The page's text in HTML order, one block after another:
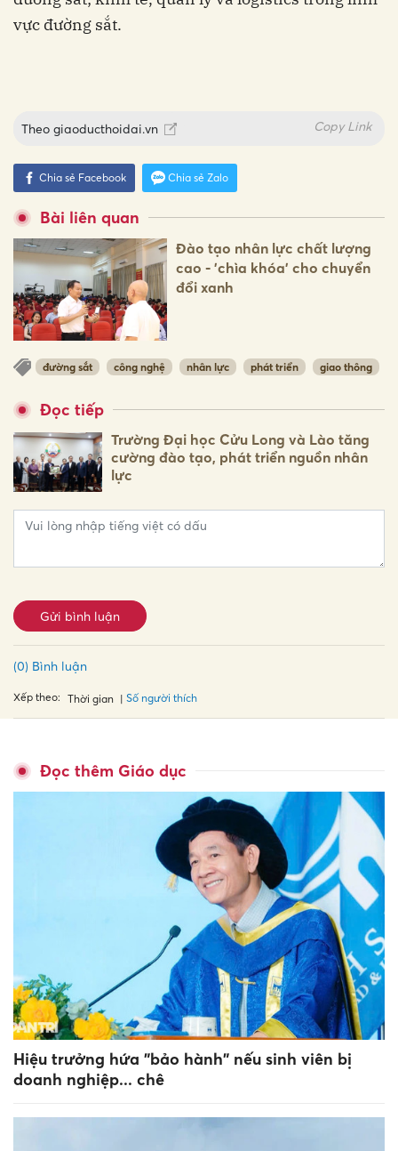
vực đường sắt.
Theo giaoducthoidai.vn Copy Link
Chia sẻ Facebook Chia sẻ Zalo
Bài liên quan
Đào tạo nhân lực chất lượng
cao - 'chìa khóa' cho chuyển
đổi xanh
đường sắt công nghệ nhân lực phát triển giao thông
Đọc tiếp
Trường Đại học Cửu Long và Lào tăng
cường đào tạo, phát triển nguồn nhân
lực
Gửi bình luận
(0) Bình luận
Xếp theo: Thời gian Số người thích
Đọc thêm Giáo dục
Hiệu trưởng hứa "bảo hành" nếu sinh viên bị
doanh nghiệp... chê